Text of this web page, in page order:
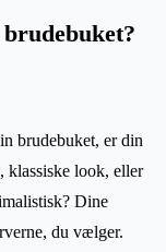
brudebuket, er din
klassiske look, eller
Dine
du vælger.